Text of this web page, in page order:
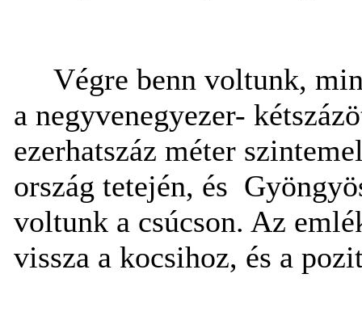
Végre benn voltunk,
a negyvenegyezer-
ezerhatszáz méter
ország tetején, és
voltunk a csúcson. Az
vissza a kocsihoz, és a